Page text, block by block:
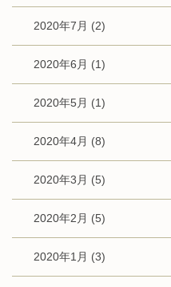
2020年7月 (2)
2020年6月 (1)
2020年5月 (1)
2020年4月 (8)
2020年3月 (5)
2020年2月 (5)
2020年1月 (3)